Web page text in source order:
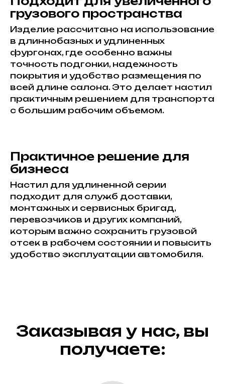
грузового пространства
Изделие рассчитано на использование
в длиннобазных и удлиненных
фургонах, где особенно важны
точность подгонки, надежность
покрытия и удобство размещения по
всей длине салона. Это делает настил
практичным решением для транспорта
с большим рабочим объемом.
Практичное решение для
бизнеса
Настил для удлиненной серии
подходит для служб доставки,
монтажных и сервисных бригад,
перевозчиков и других компаний,
которым важно сохранить грузовой
отсек в рабочем состоянии и повысить
удобство эксплуатации автомобиля.
Заказывая у нас, вы
получаете: